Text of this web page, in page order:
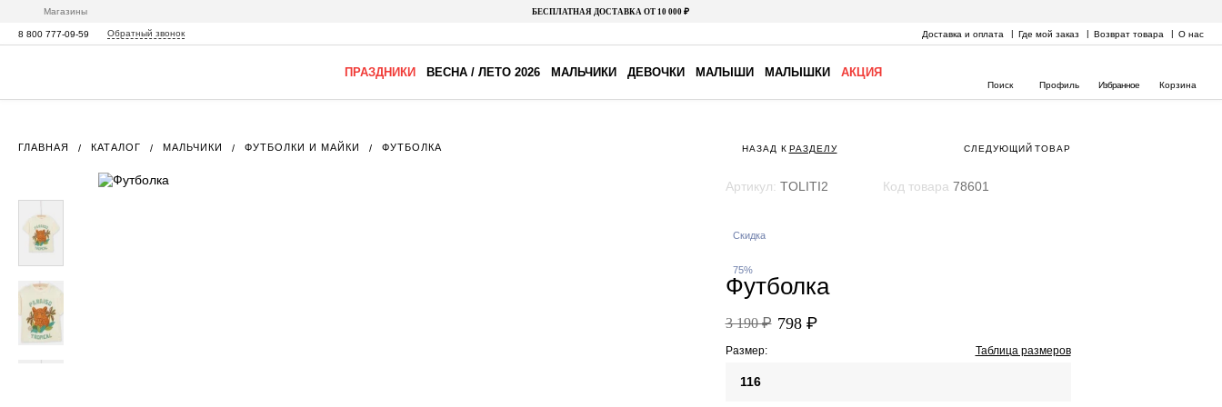
Магазины БЕСПЛАТНАЯ ДОСТАВКА ОТ 10 000 ₽
8 800 777-09-59 Обратный звонок Доставка и оплата Где мой заказ Возврат товара О нас
ПРАЗДНИКИ ВЕСНА / ЛЕТО 2026 МАЛЬЧИКИ ДЕВОЧКИ МАЛЫШИ МАЛЫШКИ АКЦИЯ
Поиск Профиль Избранное Корзина
ГЛАВНАЯ КАТАЛОГ МАЛЬЧИКИ ФУТБОЛКИ И МАЙКИ ФУТБОЛКА НАЗАД К РАЗДЕЛУ СЛЕДУЮЩИЙ ТОВАР
Артикул: TOLITI2 Код товара 78601
Скидка
75%
Футболка
3 190 ₽ 798 ₽
Размер: Таблица размеров
116